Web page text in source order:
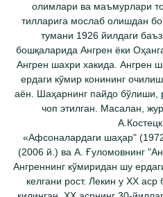
олимлари ва маъмурлари
тилларига мослаб олишдан
тумани 1926 йилдаги
бошқаларида Ангрен ёки
Ангрен шахри хакида. Ангрен
ердаги кўмир конининг
аён. Шаҳарнинг пайдо бўлиши,
чоп этилган. Масалан,
«Aфсоналардаги шаҳар"
(2006 й.) ва А. Ғуломовнинг
Ангреннинг кўмиридан шу
келгани рост. Лекин у ХX